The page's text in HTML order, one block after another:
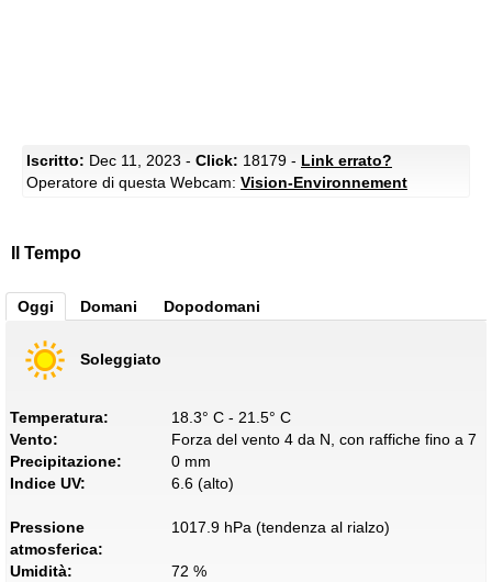
Iscritto: Dec 11, 2023 - Click: 18179 - Link errato?
Operatore di questa Webcam: Vision-Environnement
Il Tempo
Oggi Domani Dopodomani
Soleggiato
Temperatura:
18.3° C - 21.5° C
Vento:
Forza del vento 4 da N, con raffiche fino a 7
Precipitazione:
0 mm
Indice UV:
6.6 (alto)
Pressione
atmosferica:
1017.9 hPa (tendenza al rialzo)
Umidità:
72 %